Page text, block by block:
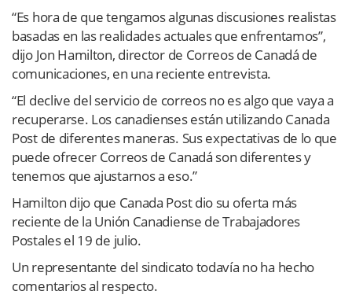
“Es hora de que tengamos algunas discusiones realistas
basadas en las realidades actuales que enfrentamos”,
dijo Jon Hamilton, director de Correos de Canadá de
comunicaciones, en una reciente entrevista.
“El declive del servicio de correos no es algo que vaya a
recuperarse. Los canadienses están utilizando Canada
Post de diferentes maneras. Sus expectativas de lo que
puede ofrecer Correos de Canadá son diferentes y
tenemos que ajustarnos a eso.”
Hamilton dijo que Canada Post dio su oferta más
reciente de la Unión Canadiense de Trabajadores
Postales el 19 de julio.
Un representante del sindicato todavía no ha hecho
comentarios al respecto.